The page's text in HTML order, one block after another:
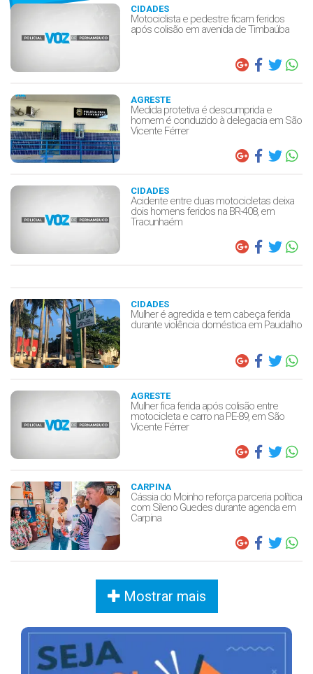
CIDADES
Motociclista e pedestre ficam feridos
após colisão em avenida de Timbaúba
AGRESTE
Medida protetiva é descumprida e
homem é conduzido à delegacia em São
Vicente Férrer
CIDADES
Acidente entre duas motocicletas deixa
dois homens feridos na BR-408, em
Tracunhaém
CIDADES
Mulher é agredida e tem cabeça ferida
durante violência doméstica em Paudalho
AGRESTE
Mulher fica ferida após colisão entre
motocicleta e carro na PE-89, em São
Vicente Férrer
CARPINA
Cássia do Moinho reforça parceria política
com Sileno Guedes durante agenda em
Carpina
Mostrar mais